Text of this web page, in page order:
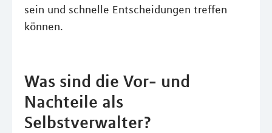
sein und schnelle Entscheidungen treffen
können.
Was sind die Vor- und
Nachteile als
Selbstverwalter?